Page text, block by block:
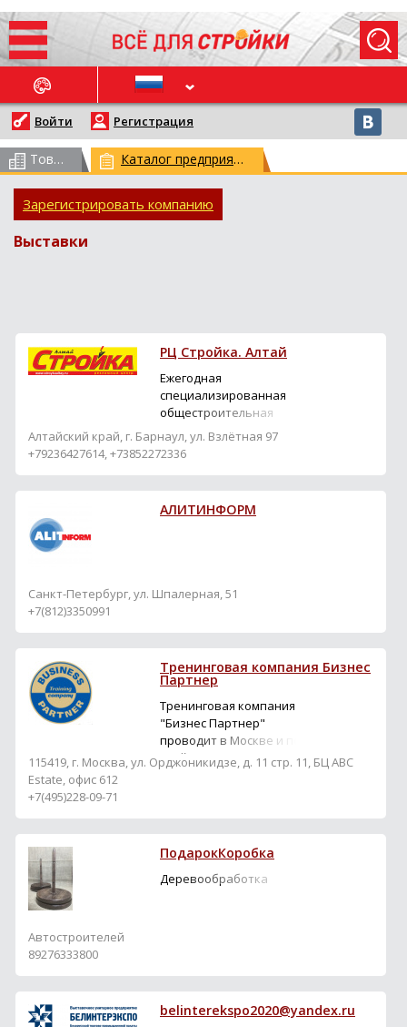
НОВОСТИ
Войти Регистрация
Товарный каталог (всего 62958)Каталог предприятий (всего 29768)
Зарегистрировать компанию
Выставки
РЦ Стройка. Алтай
Ежегодная
специализированная
общестроительная
выставка-ярмарка
«АлтайСтрой – Горно-
Ремонт. Интерьер.
Алтайский край, г. Барнаул, ул. Взлётная 97
+79236427614, +73852272336
АЛИТИНФОРМ
Санкт-Петербург, ул. Шпалерная, 51
+7(812)3350991
Тренинговая компания Бизнес
Партнер
Тренинговая компания
"Бизнес Партнер"
проводит в Москве и по
всей России для
компаний крупного и
тренинги в очном и
дистанционном
форматах. Компания,
115419, г. Москва, ул. Орджоникидзе, д. 11 стр. 11, БЦ ABC
Estate, офис 612
+7(495)228-09-71
ПодарокКоробка
Деревообработка
Автостроителей
89276333800
belinterekspo2020@yandex.ru